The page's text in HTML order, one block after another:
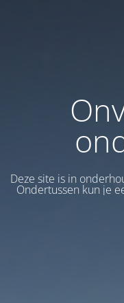
Deze site is in
Ondertussen kun je